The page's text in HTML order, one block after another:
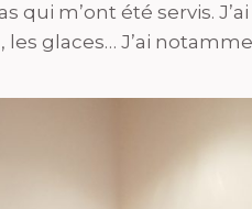
qui m’ont été servis.
les glaces… J’ai